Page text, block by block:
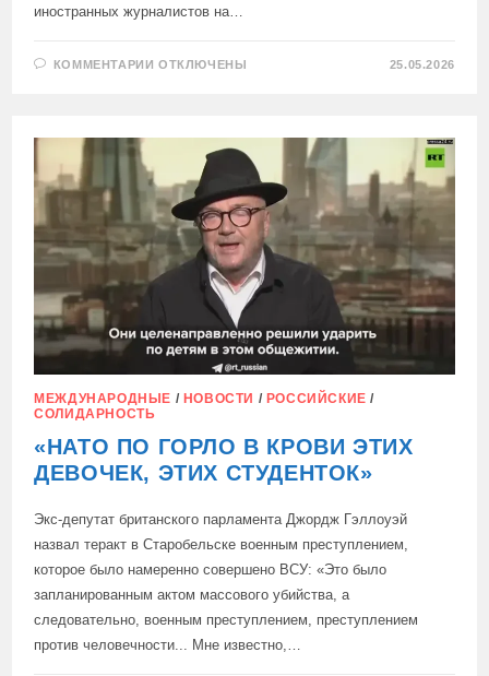
иностранных журналистов на…
КОММЕНТАРИИ К
ТАК
ПОЛУЧИЛА
ШИРОКОГО
ОСВЕЩЕНИЯ
В
ЗАПАДНЫХ
СМИ
ОТКЛЮЧЕНЫ 25.05.2026
МЕЖДУНАРОДНЫЕ / НОВОСТИ / РОССИЙСКИЕ /
СОЛИДАРНОСТЬ
«НАТО ПО ГОРЛО В КРОВИ ЭТИХ
ДЕВОЧЕК, ЭТИХ СТУДЕНТОК»
Экс-депутат британского парламента Джордж Гэллоуэй
назвал теракт в Старобельске военным преступлением,
которое было намеренно совершено ВСУ: «Это было
запланированным актом массового убийства, а
следовательно, военным преступлением, преступлением
против человечности... Мне известно,…